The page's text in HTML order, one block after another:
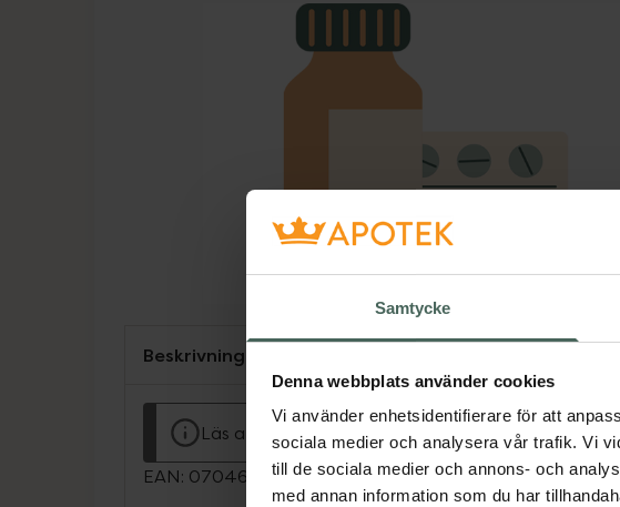
Samtycke
Denna webbplats använder cookies
Vi använder enhetsidentifierare för att
sociala medier och analysera vår trafik. Vi
till de sociala medier och annons- och
med annan information som du har
Lista: . Innehåller 1 objekt.
Beskrivning
Läs alltid bipacksedeln innan användning.
EAN: 07046265894704